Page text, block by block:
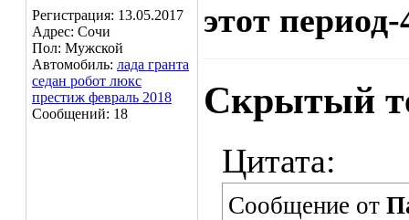
Регистрация: 13.05.2017
Адрес: Сочи
Пол: Мужской
Автомобиль: лада гранта
седан робот люкс
престиж февраль 2018
Сообщений: 18
этот период-
Скрытый
Цитата:
Сообщение от